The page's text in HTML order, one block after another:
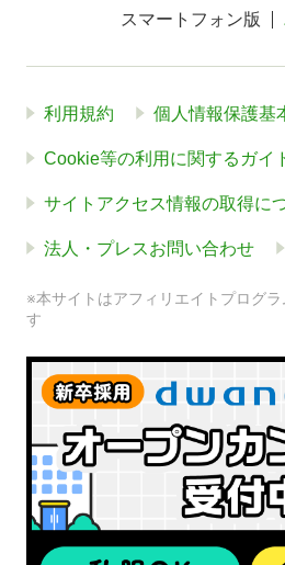
スマートフォン版
利用規約 個人情報保護基
Cookie等の利用に関するガイ
サイトアクセス情報の取得に
法人・プレスお問い合わせ
※本サイトはアフィリエイトプログ
す